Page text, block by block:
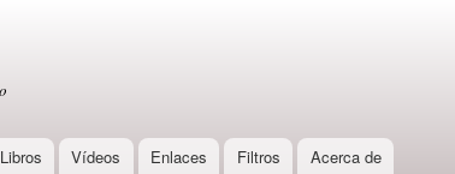
Libros Vídeos Enlaces Filtros Acerca de